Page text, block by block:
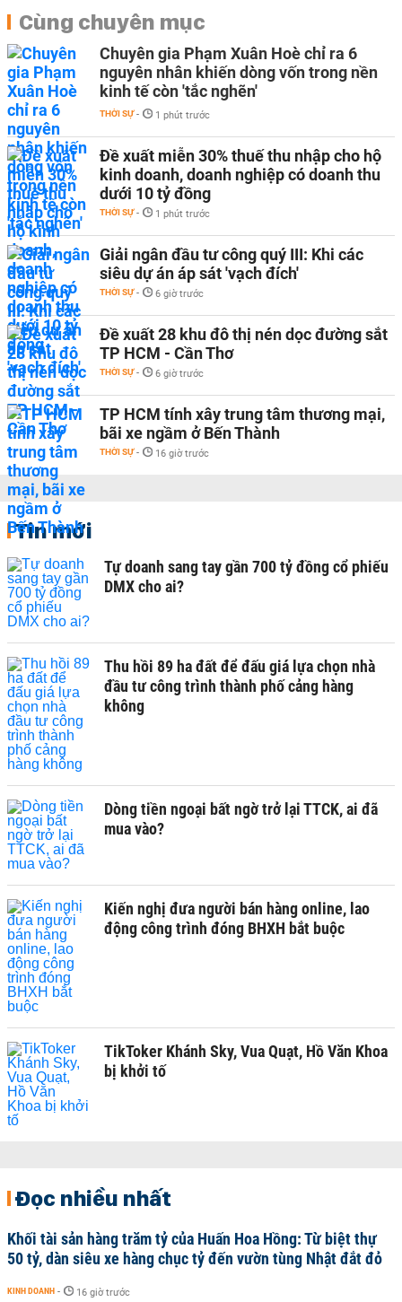
Cùng chuyên mục
Chuyên gia Phạm Xuân Hoè chỉ ra 6
nguyên nhân khiến dòng vốn trong nền
kinh tế còn 'tắc nghẽn'
THỜI SỰ - 1 phút trước
Đề xuất miễn 30% thuế thu nhập cho hộ
kinh doanh, doanh nghiệp có doanh thu
dưới 10 tỷ đồng
THỜI SỰ - 1 phút trước
Giải ngân đầu tư công quý III: Khi các
siêu dự án áp sát 'vạch đích'
THỜI SỰ - 6 giờ trước
Đề xuất 28 khu đô thị nén dọc đường sắt
TP HCM - Cần Thơ
THỜI SỰ - 6 giờ trước
TP HCM tính xây trung tâm thương mại,
bãi xe ngầm ở Bến Thành
THỜI SỰ - 16 giờ trước
Tin mới
Tự doanh sang tay gần 700 tỷ đồng cổ phiếu
DMX cho ai?
Thu hồi 89 ha đất để đấu giá lựa chọn nhà
đầu tư công trình thành phố cảng hàng
không
Dòng tiền ngoại bất ngờ trở lại TTCK, ai đã
mua vào?
Kiến nghị đưa người bán hàng online, lao
động công trình đóng BHXH bắt buộc
TikToker Khánh Sky, Vua Quạt, Hồ Văn Khoa
bị khởi tố
Đọc nhiều nhất
Khối tài sản hàng trăm tỷ của Huấn Hoa Hồng: Từ biệt thự
50 tỷ, dàn siêu xe hàng chục tỷ đến vườn tùng Nhật đắt đỏ
KINH DOANH - 16 giờ trước